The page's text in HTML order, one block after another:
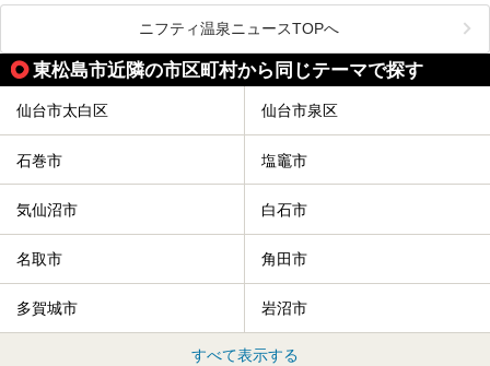
関西空港や吉川美南（埼玉県）に続いて仙台市若林区に202
2年4月にオープンした「アクアイグニス仙台」は、日帰り
温泉の「藤塚の湯」、マルシェ リアン、和食「笠庵」、イ
タリアン「グリーチネ」、ベーカリー「マリアージュ ドゥ
ファリーヌ」、スイーツの「コンフィチュール アッシュ」
と「ル ショコラ ドゥ アッシュ」、そしてカフェ「猿田彦珈
琲」と話題のお店が勢ぞろい！
この「アクアイグニス仙台」の魅力を探りにお出かけしてき
ニフティ温泉ニュースTOPへ
東松島市近隣の市区町村から同じテーマで探す
仙台市太白区 仙台市泉区
石巻市 塩竈市
気仙沼市 白石市
名取市 角田市
多賀城市 岩沼市
すべて表示する